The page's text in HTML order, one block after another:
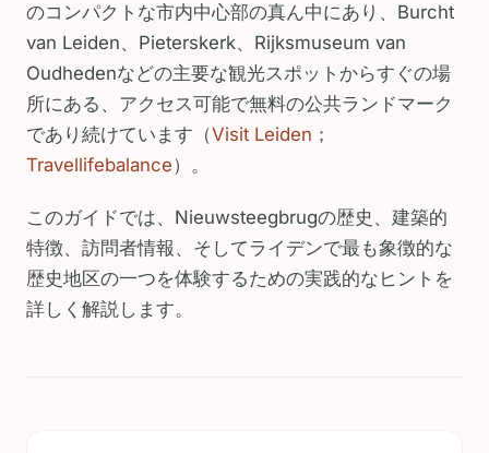
のコンパクトな市内中心部の真ん中にあり、Burcht
van Leiden、Pieterskerk、Rijksmuseum van
Oudhedenなどの主要な観光スポットからすぐの場
所にある、アクセス可能で無料の公共ランドマーク
であり続けています（Visit Leiden ；
Travellifebalance）。
このガイドでは、Nieuwsteegbrugの歴史、建築的
特徴、訪問者情報、そしてライデンで最も象徴的な
歴史地区の一つを体験するための実践的なヒントを
詳しく解説します。